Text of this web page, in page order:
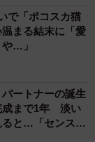
で「ポコスカ猫
まる結末に「愛
…」
パートナーの誕生
成まで1年 淡い
と…「センスす